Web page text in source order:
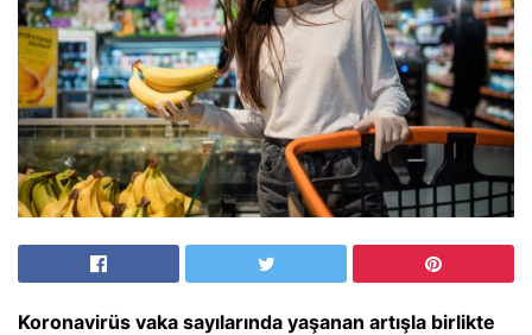
Koronavirüs vaka sayılarında yaşanan artışla birlikte